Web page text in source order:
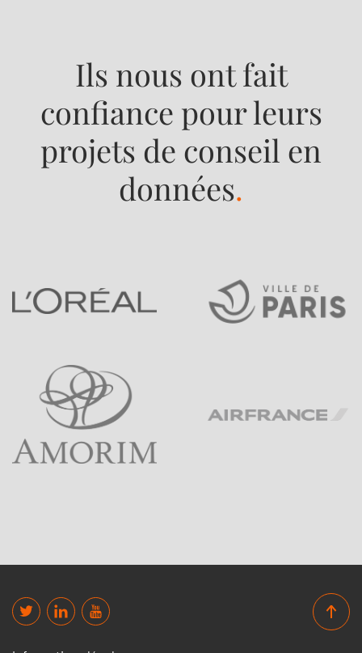
Ils nous ont fait
confiance pour leurs
projets de conseil en
données.